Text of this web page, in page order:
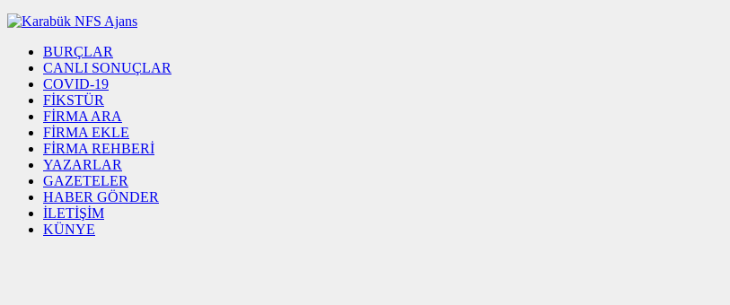
BURÇLAR
CANLI SONUÇLAR
COVID-19
FİKSTÜR
FİRMA ARA
FİRMA EKLE
FİRMA REHBERİ
YAZARLAR
GAZETELER
HABER GÖNDER
İLETİŞİM
KÜNYE